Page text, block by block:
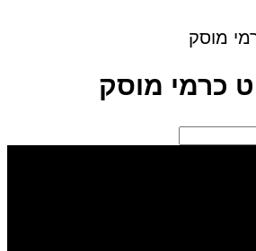
מוסק
כרמי מוסק